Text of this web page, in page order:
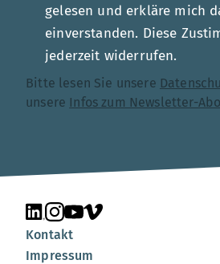
gelesen und erkläre mich
einverstanden. Diese
jederzeit widerrufen.
Bitte lesen Sie unsere
unsere Infos zum Newsletter-Abo
Unsere Seite auf LinkedIn
Unsere Seite auf
Unsere Seite auf
Unsere Seite auf
Kontakt
Impressum